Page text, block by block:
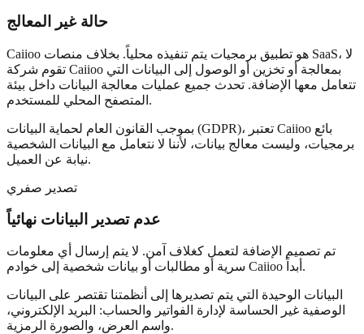
حالة غير المعالج
Caiioo هو تطبيق برمجيات يتم تنفيذه محلياً. بخلاف منصات SaaS، لا
تقوم شركة Caiioo بمعالجة أو تخزين أو الوصول إلى البيانات التي
تتعامل معها الإضافة. تحدث جميع عمليات معالجة البيانات داخل بيئة
المتصفح المحلي للمستخدم.
بموجب القانون العام لحماية البيانات (GDPR)، تعتبر Caiioo بائع
برمجيات، وليست معالج بيانات، لأننا لا نتعامل مع البيانات الشخصية
نيابة عن العميل.
تصدير صفري
عدم تصدير البيانات نهائياً
تم تصميم الإضافة لتعمل كغلاف آمن. لا يتم إرسال أي معلومات
سرية أو مطالبات أو بيانات شخصية إلى خوادم Caiioo أبداً.
البيانات الوحيدة التي يتم تصديرها إلى أنظمتنا تقتصر على البيانات
الوصفية غير الحساسة لإدارة الفواتير والحساب: البريد الإلكتروني،
واسم العرض، والصورة الرمزية.